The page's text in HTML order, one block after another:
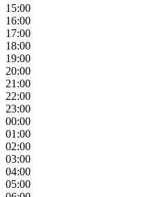
15:00
16:00
17:00
18:00
19:00
20:00
21:00
22:00
23:00
00:00
01:00
02:00
03:00
04:00
05:00